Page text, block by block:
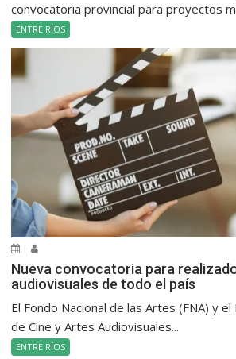
convocatoria provincial para proyectos
ENTRE RÍOS
Nueva convocatoria para
audiovisuales de todo el país
El Fondo Nacional de las Artes (FNA) y
de Cine y Artes Audiovisuales...
ENTRE RÍOS